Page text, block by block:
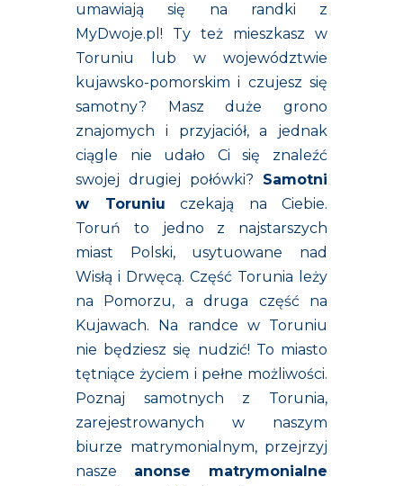
umawiają się na randki z
MyDwoje.pl! Ty też mieszkasz w
Toruniu lub w województwie
kujawsko-pomorskim i czujesz się
samotny? Masz duże grono
znajomych i przyjaciół, a jednak
ciągle nie udało Ci się znaleźć
swojej drugiej połówki? Samotni
w Toruniu czekają na Ciebie.
Toruń to jedno z najstarszych
miast Polski, usytuowane nad
Wisłą i Drwęcą. Część Torunia leży
na Pomorzu, a druga część na
Kujawach. Na randce w Toruniu
nie będziesz się nudzić! To miasto
tętniące życiem i pełne możliwości.
Poznaj samotnych z Torunia,
zarejestrowanych w naszym
biurze matrymonialnym, przejrzyj
nasze anonse matrymonialne